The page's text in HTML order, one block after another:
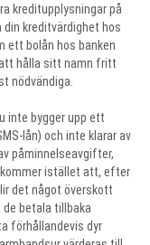
kreditupplysningar på
kreditvärdighet hos
ett bolån hos banken
hålla sitt namn fritt
nödvändiga.
inte bygger upp ett
lån) och inte klarar av
påminnelseavgifter,
istället att, efter
det något överskott
betala tillbaka
förhållandevis dyr